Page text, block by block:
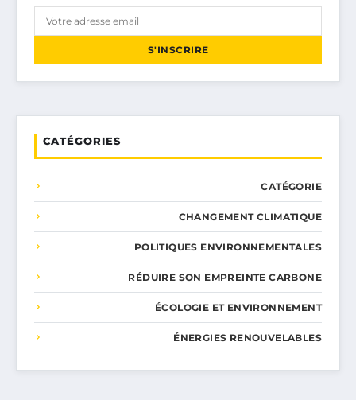
S'INSCRIRE
CATÉGORIES
CATÉGORIE
CHANGEMENT CLIMATIQUE
POLITIQUES ENVIRONNEMENTALES
RÉDUIRE SON EMPREINTE CARBONE
ÉCOLOGIE ET ENVIRONNEMENT
ÉNERGIES RENOUVELABLES